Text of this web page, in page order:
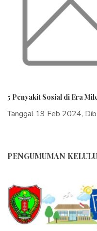
PENGUMUMAN
5 Penyakit Sosial di Era
Tanggal 19 Feb 2024,